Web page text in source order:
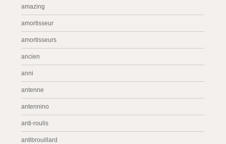
amazing
amortisseur
amortisseurs
ancien
anni
antenne
antennino
anti-roulis
antibrouillard